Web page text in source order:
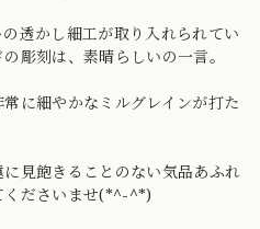
透かし細工が取り入れられてい
彫刻は、素晴らしいの一言。
に細やかなミルグレインが打た
見飽きることのない気品あふれ
くださいませ(*^-^*)